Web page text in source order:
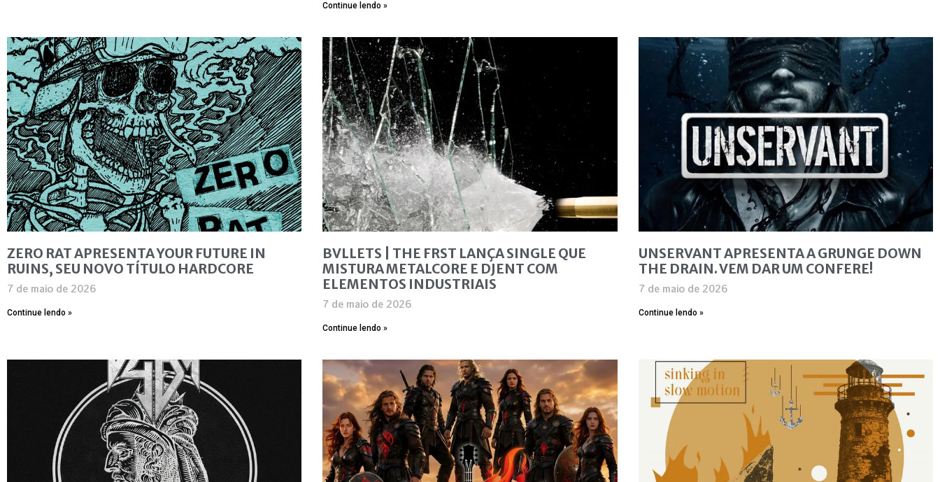
Continue lendo »
ZERO RAT APRESENTA YOUR FUTURE IN
RUINS, SEU NOVO TÍTULO HARDCORE
7 de maio de 2026
Continue lendo »
BVLLETS | THE FRST LANÇA SINGLE QUE
MISTURA METALCORE E DJENT COM
ELEMENTOS INDUSTRIAIS
7 de maio de 2026
Continue lendo »
UNSERVANT APRESENTA A GRUNGE DOWN
THE DRAIN. VEM DAR UM CONFERE!
7 de maio de 2026
Continue lendo »